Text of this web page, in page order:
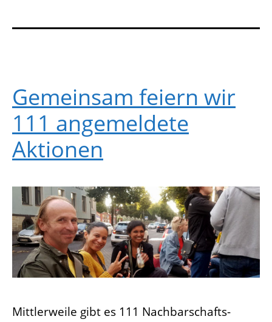
Gemeinsam feiern wir
111 angemeldete
Aktionen
Mittlerweile gibt es 111 Nachbarschafts-